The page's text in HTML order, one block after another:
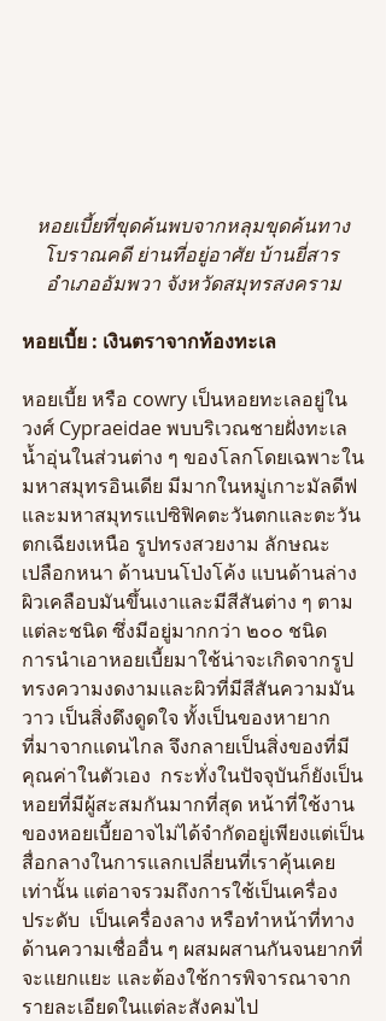
หอยเบี้ยที่ขุดค้นพบจากหลุมขุดค้นทาง
โบราณคดี ย่านที่อยู่อาศัย บ้านยี่สาร
อำเภออัมพวา จังหวัดสมุทรสงคราม
หอยเบี้ย : เงินตราจากท้องทะเล
หอยเบี้ย หรือ cowry เป็นหอยทะเลอยู่ใน
วงศ์ Cypraeidae พบบริเวณชายฝั่งทะเล
น้ำอุ่นในส่วนต่าง ๆ ของโลกโดยเฉพาะใน
มหาสมุทรอินเดีย มีมากในหมู่เกาะมัลดีฟ
และมหาสมุทรแปซิฟิคตะวันตกและตะวัน
ตกเฉียงเหนือ รูปทรงสวยงาม ลักษณะ
เปลือกหนา ด้านบนโป่งโค้ง แบนด้านล่าง
ผิวเคลือบมันขึ้นเงาและมีสีสันต่าง ๆ ตาม
แต่ละชนิด ซึ่งมีอยู่มากกว่า ๒๐๐ ชนิด
การนำเอาหอยเบี้ยมาใช้น่าจะเกิดจากรูป
ทรงความงดงามและผิวที่มีสีสันความมัน
วาว เป็นสิ่งดึงดูดใจ ทั้งเป็นของหายาก
ที่มาจากแดนไกล จึงกลายเป็นสิ่งของที่มี
คุณค่าในตัวเอง  กระทั่งในปัจจุบันก็ยังเป็น
หอยที่มีผู้สะสมกันมากที่สุด หน้าที่ใช้งาน
ของหอยเบี้ยอาจไม่ได้จำกัดอยู่เพียงแต่เป็น
สื่อกลางในการแลกเปลี่ยนที่เราคุ้นเคย
เท่านั้น แต่อาจรวมถึงการใช้เป็นเครื่อง
ประดับ  เป็นเครื่องลาง หรือทำหน้าที่ทาง
ด้านความเชื่ออื่น ๆ ผสมผสานกันจนยากที่
จะแยกแยะ และต้องใช้การพิจารณาจาก
รายละเอียดในแต่ละสังคมไป